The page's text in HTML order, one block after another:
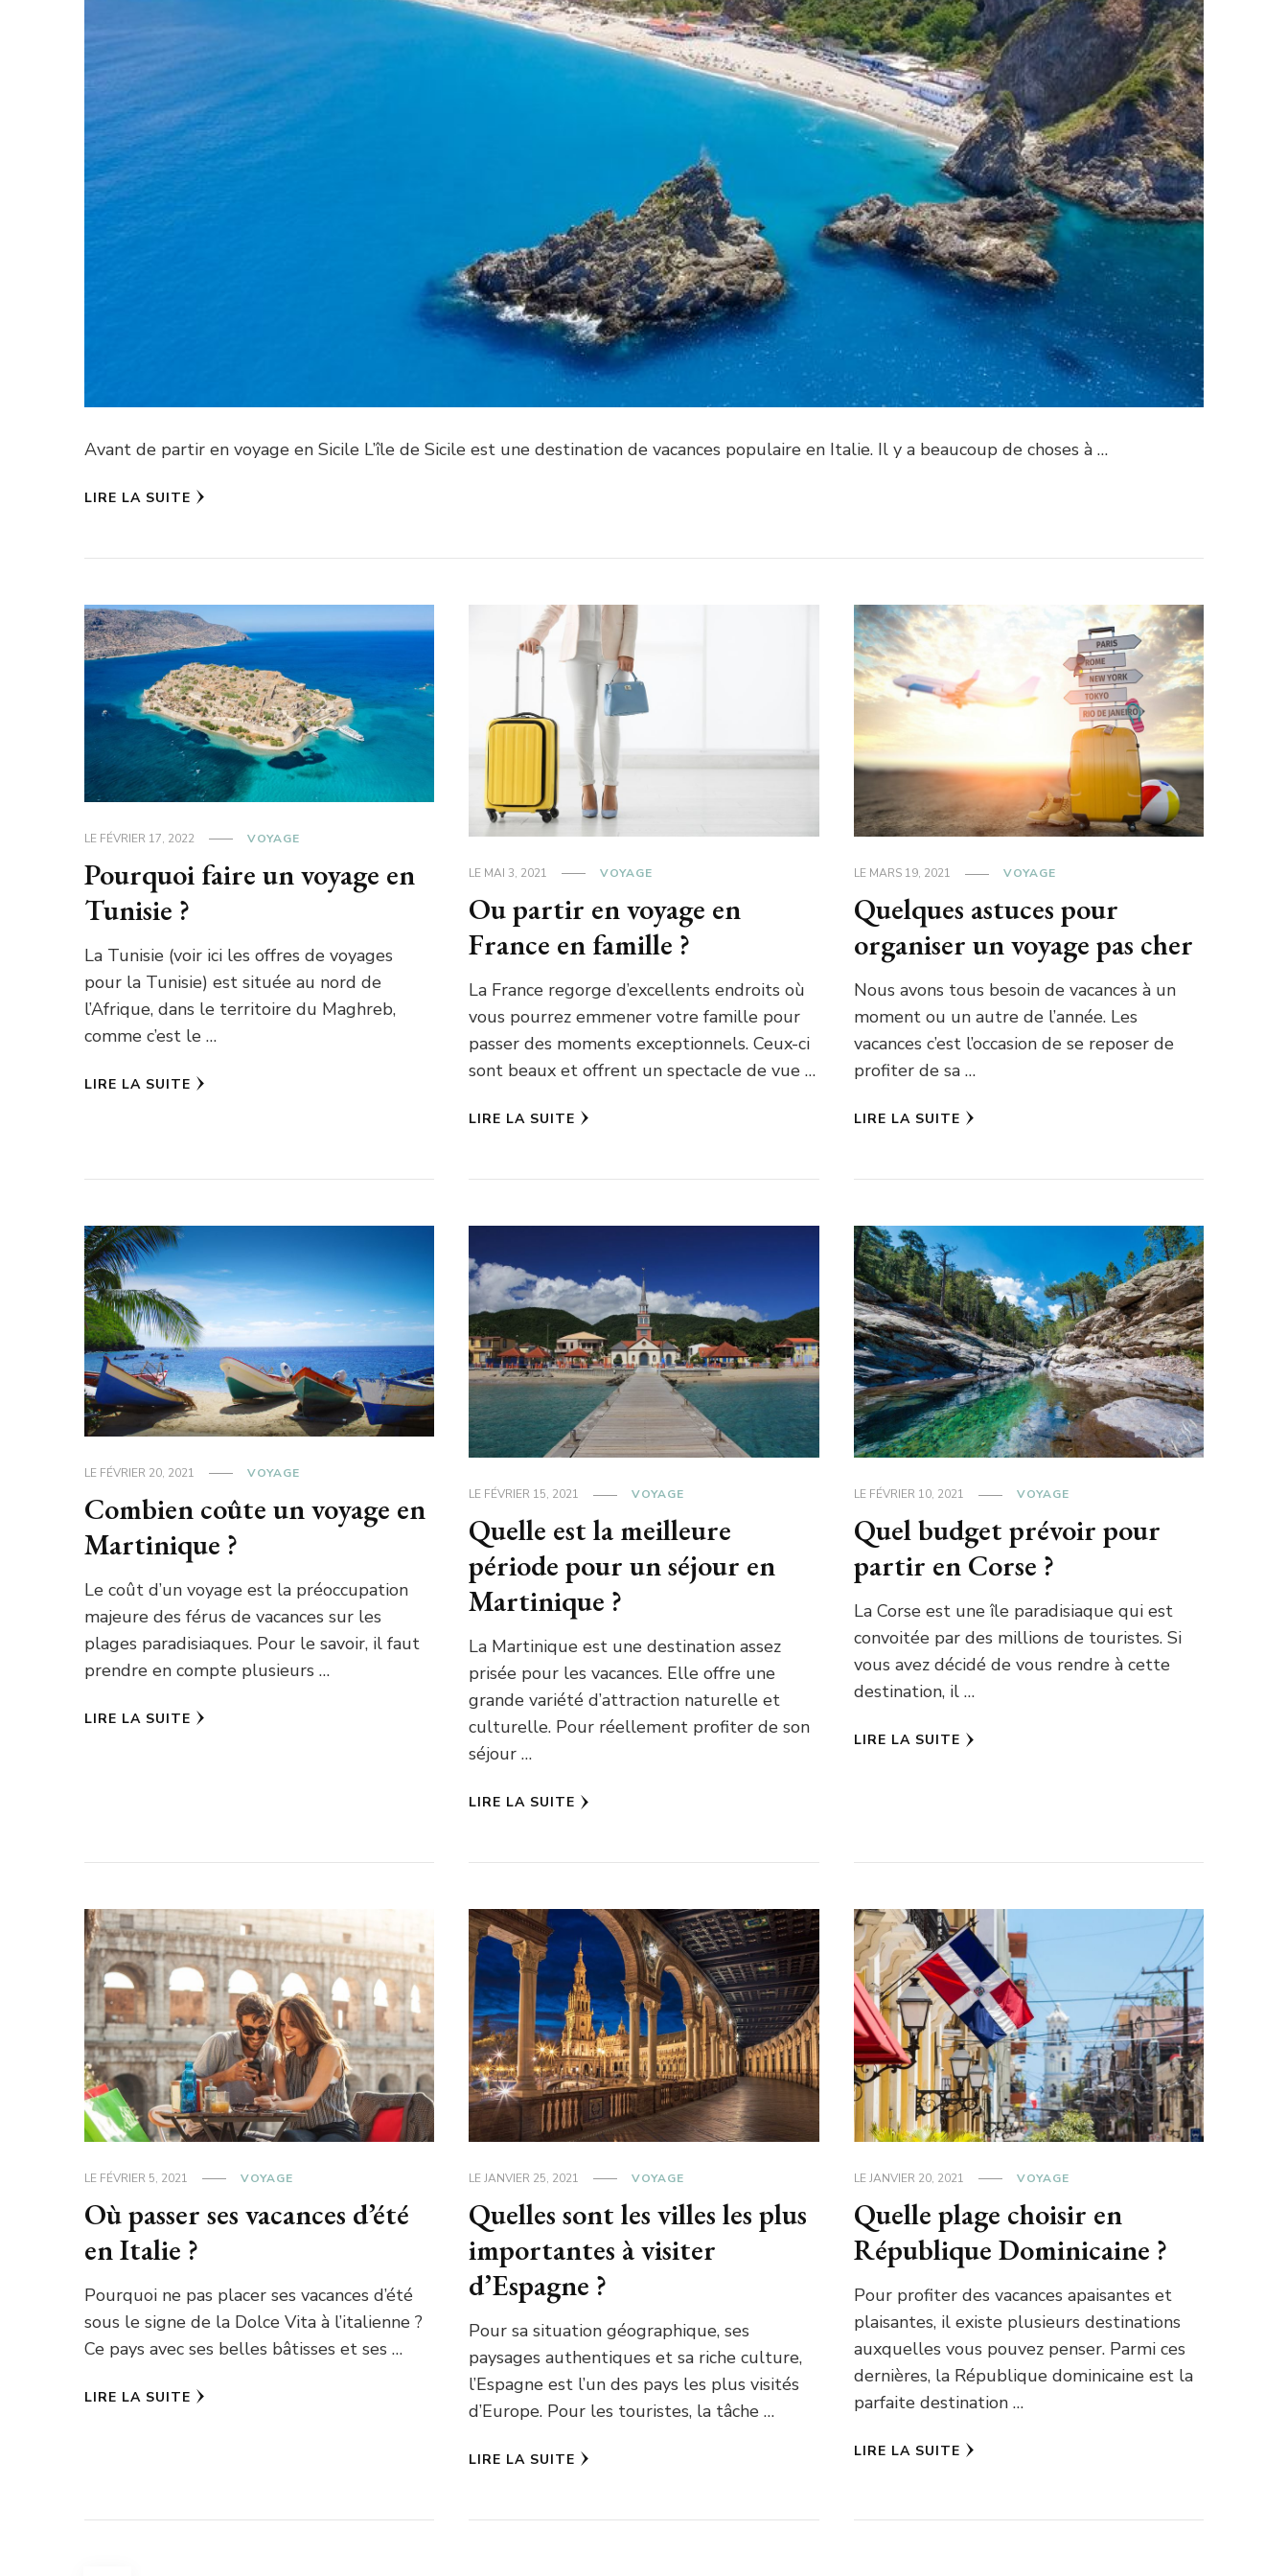
Avant de partir en voyage en Sicile L’île de Sicile est une destination de vacances populaire en Italie. Il y a beaucoup de choses à …
LIRE LA SUITE
LE FÉVRIER 17, 2022 VOYAGE
Pourquoi faire un voyage en
Tunisie ?
La Tunisie (voir ici les offres de voyages
pour la Tunisie) est située au nord de
l’Afrique, dans le territoire du Maghreb,
comme c’est le …
LIRE LA SUITE
LE MAI 3, 2021 VOYAGE
Ou partir en voyage en
France en famille ?
La France regorge d’excellents endroits où
vous pourrez emmener votre famille pour
passer des moments exceptionnels. Ceux-ci
sont beaux et offrent un spectacle de vue …
LIRE LA SUITE
LE MARS 19, 2021 VOYAGE
Quelques astuces pour
organiser un voyage pas cher
Nous avons tous besoin de vacances à un
moment ou un autre de l’année. Les
vacances c’est l’occasion de se reposer de
profiter de sa …
LIRE LA SUITE
LE FÉVRIER 20, 2021 VOYAGE
Combien coûte un voyage en
Martinique ?
Le coût d’un voyage est la préoccupation
majeure des férus de vacances sur les
plages paradisiaques. Pour le savoir, il faut
prendre en compte plusieurs …
LIRE LA SUITE
LE FÉVRIER 15, 2021 VOYAGE
Quelle est la meilleure
période pour un séjour en
Martinique ?
La Martinique est une destination assez
prisée pour les vacances. Elle offre une
grande variété d’attraction naturelle et
culturelle. Pour réellement profiter de son
séjour …
LIRE LA SUITE
LE FÉVRIER 10, 2021 VOYAGE
Quel budget prévoir pour
partir en Corse ?
La Corse est une île paradisiaque qui est
convoitée par des millions de touristes. Si
vous avez décidé de vous rendre à cette
destination, il …
LIRE LA SUITE
LE FÉVRIER 5, 2021 VOYAGE
Où passer ses vacances d’été
en Italie ?
Pourquoi ne pas placer ses vacances d’été
sous le signe de la Dolce Vita à l’italienne ?
Ce pays avec ses belles bâtisses et ses …
LIRE LA SUITE
LEJANVIER 25, 2021 VOYAGE
Quelles sont les villes les plus
importantes à visiter
d’Espagne ?
Pour sa situation géographique, ses
paysages authentiques et sa riche culture,
l’Espagne est l’un des pays les plus visités
d’Europe. Pour les touristes, la tâche …
LIRE LA SUITE
LEJANVIER 20, 2021 VOYAGE
Quelle plage choisir en
République Dominicaine ?
Pour profiter des vacances apaisantes et
plaisantes, il existe plusieurs destinations
auxquelles vous pouvez penser. Parmi ces
dernières, la République dominicaine est la
parfaite destination …
LIRE LA SUITE